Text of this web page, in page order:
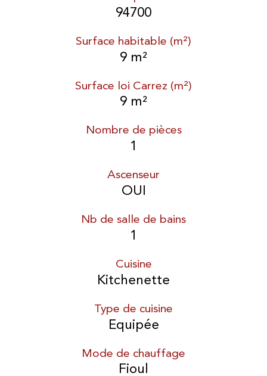
94700
Surface habitable (m²)
9 m²
Surface loi Carrez (m²)
9 m²
Nombre de pièces
1
Ascenseur
OUI
Nb de salle de bains
1
Cuisine
Kitchenette
Type de cuisine
Equipée
Mode de chauffage
Fioul